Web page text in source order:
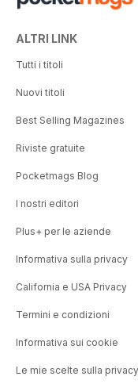
ALTRI LINK
Tutti i titoli
Nuovi titoli
Best Selling Magazines
Riviste gratuite
Pocketmags Blog
I nostri editori
Plus+ per le aziende
Informativa sulla privacy
California e USA Privacy
Termini e condizioni
Informativa sui cookie
Le mie scelte sulla privacy